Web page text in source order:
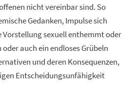
nicht vereinbar sind. So
Gedanken, Impulse sich
sexuell enthemmt oder
auch ein endloses Grübeln
und deren Konsequenzen,
Entscheidungsunfähigkeit